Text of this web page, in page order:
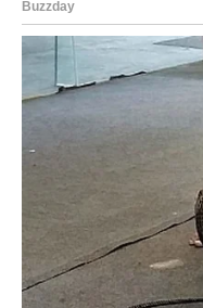
PORODICA I
POSTAJU
SREĆE
Ovnovi će tokom jula
iskreno vole. Očekuju
okupljanja i razgovori
Jedna osoba će